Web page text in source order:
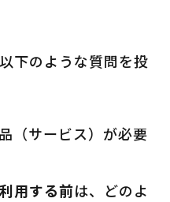
下のような質問を投
（サービス）が必要
利用する前は、どのよ